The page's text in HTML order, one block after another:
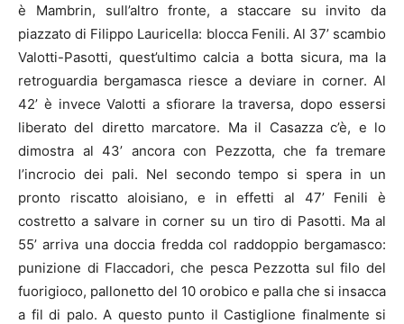
è Mambrin, sull’altro fronte, a staccare su invito da
piazzato di Filippo Lauricella: blocca Fenili. Al 37’ scambio
Valotti-Pasotti, quest’ultimo calcia a botta sicura, ma la
retroguardia bergamasca riesce a deviare in corner. Al
42’ è invece Valotti a sfiorare la traversa, dopo essersi
liberato del diretto marcatore. Ma il Casazza c’è, e lo
dimostra al 43’ ancora con Pezzotta, che fa tremare
l’incrocio dei pali. Nel secondo tempo si spera in un
pronto riscatto aloisiano, e in effetti al 47’ Fenili è
costretto a salvare in corner su un tiro di Pasotti. Ma al
55’ arriva una doccia fredda col raddoppio bergamasco:
punizione di Flaccadori, che pesca Pezzotta sul filo del
fuorigioco, pallonetto del 10 orobico e palla che si insacca
a fil di palo. A questo punto il Castiglione finalmente si